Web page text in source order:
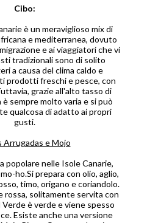
Cibo:
è un meraviglioso mix di
e mediterranea, dovuto
e ai viaggiatori che vi
tradizionali sono di solito
a causa del clima caldo e
prodotti freschi e pesce, con
grazie all'alto tasso di
sempre molto varia e si può
qualcosa di adatto ai propri
gusti.
Arrugadas e Mojo
popolare nelle Isole Canarie,
ho.Si prepara con olio, aglio,
timo, origano e coriandolo.
rossa, solitamente servita con
è verde e viene spesso
Esiste anche una versione